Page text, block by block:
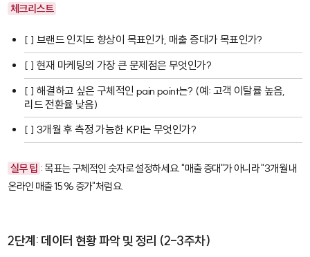
체크리스트
[ ] 브랜드 인지도 향상이 목표인가, 매출 증대가 목표인가?
[ ] 현재 마케팅의 가장 큰 문제점은 무엇인가?
[ ] 해결하고 싶은 구체적인 pain point는? (예: 고객 이탈률 높음,
리드 전환율 낮음)
[ ] 3개월 후 측정 가능한 KPI는 무엇인가?
실무 팁 : 목표는 구체적인 숫자로 설정하세요. "매출 증대"가 아니라 "3개월 내
온라인 매출 15% 증가"처럼요.
2단계: 데이터 현황 파악 및 정리 (2-3주차)